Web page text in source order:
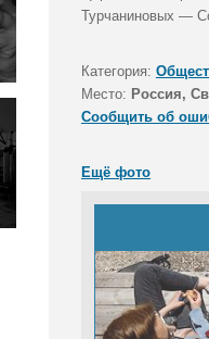
Турчаниновых —
Категория:
Место: Россия,
Сообщить об
Ещё фото